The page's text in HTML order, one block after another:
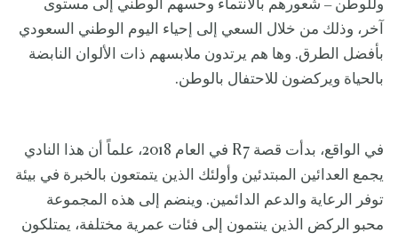
وللوطن – شعورهم بالانتماء وحسهم الوطني إلى مستوى
آخر، وذلك من خلال السعي إلى إحياء اليوم الوطني السعودي
بأفضل الطرق. وها هم يرتدون ملابسهم ذات الألوان النابضة
بالحياة ويركضون للاحتفال بالوطن.
في الواقع، بدأت قصة R7 في العام 2018، علماً أن هذا النادي
يجمع العدائين المبتدئين وأولئك الذين يتمتعون بالخبرة في بيئة
توفر الرعاية والدعم الدائمين. وينضم إلى هذه المجموعة
محبو الركض الذين ينتمون إلى فئات عمرية مختلفة، يمتلكون